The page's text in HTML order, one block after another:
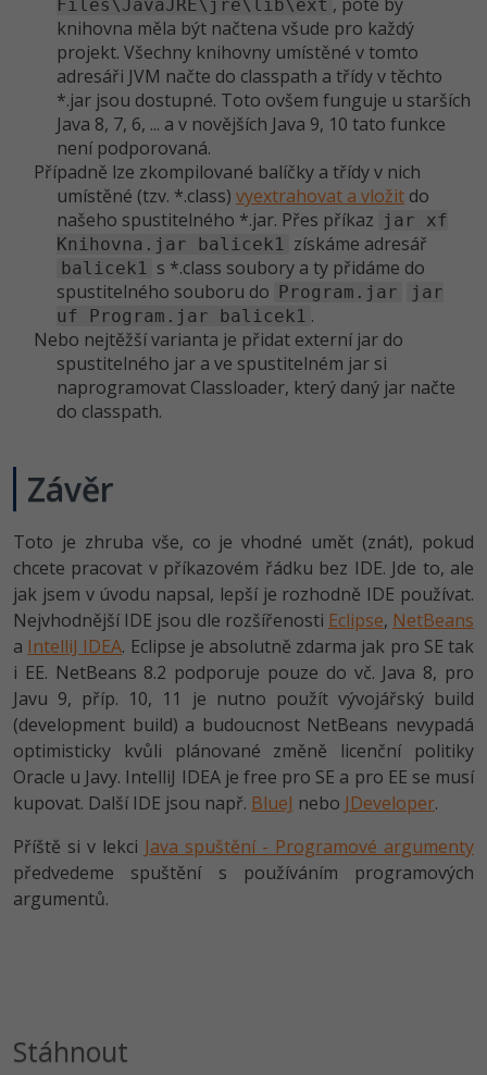
Files\JavaJRE\jre\lib\ext
knihovna měla být načtena všude pro každý
projekt. Všechny knihovny umístěné v tomto
adresáři JVM načte do classpath a třídy v těchto
*.jar jsou dostupné. Toto ovšem funguje u starších
Java 8, 7, 6, ... a v novějších Java 9, 10 tato funkce
není podporovaná.
Případně lze zkompilované balíčky a třídy v nich
umístěné (tzv. *.class) vyextrahovat a vložit do
našeho spustitelného *.jar. Přes příkaz jar xf
Knihovna.jar balicek1 získáme adresář
balicek1 s *.class soubory a ty přidáme do
spustitelného souboru do Program.jar
jar
uf Program.jar balicek1 .
Nebo nejtěžší varianta je přidat externí jar do
spustitelného jar a ve spustitelném jar si
naprogramovat Classloader, který daný jar načte
do classpath.
Závěr
Toto je zhruba vše, co je vhodné umět (znát), pokud
chcete pracovat v příkazovém řádku bez IDE. Jde to, ale
jak jsem v úvodu napsal, lepší je rozhodně IDE používat.
Nejvhodnější IDE jsou dle rozšířenosti Eclipse, NetBeans
a IntelliJ IDEA. Eclipse je absolutně zdarma jak pro SE tak
i EE. NetBeans 8.2 podporuje pouze do vč. Java 8, pro
Javu 9, příp. 10, 11 je nutno použít vývojářský build
(development build) a budoucnost NetBeans nevypadá
optimisticky kvůli plánované změně licenční politiky
Oracle u Javy. IntelliJ IDEA je free pro SE a pro EE se musí
kupovat. Další IDE jsou např. BlueJ nebo JDeveloper.
Příště si v lekci Java spuštění - Programové argumenty
předvedeme spuštění s používáním programových
argumentů.
Stáhnout